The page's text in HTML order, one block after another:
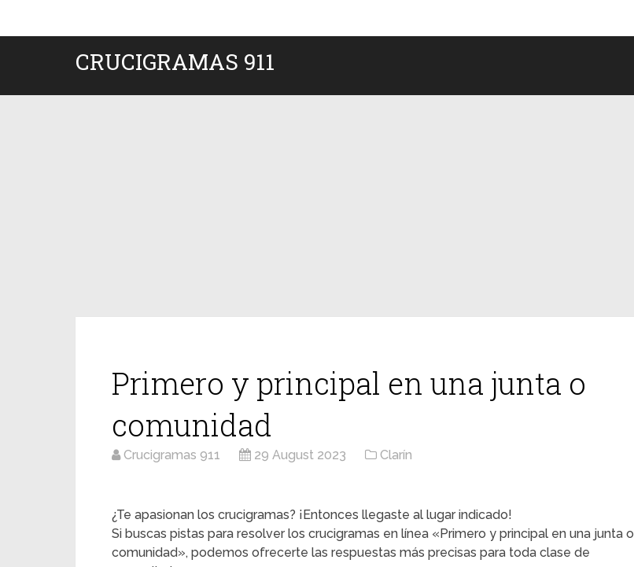
CRUCIGRAMAS 911
Primero y principal en una junta o
comunidad
Crucigramas 911 29 August 2023 Clarín
¿Te apasionan los crucigramas? ¡Entonces llegaste al lugar indicado!
Si buscas pistas para resolver los crucigramas en línea «Primero y principal en una junta o
comunidad», podemos ofrecerte las respuestas más precisas para toda clase de